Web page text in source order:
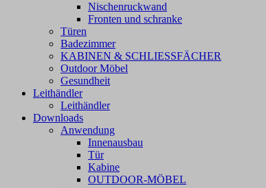
Nischenruckwand
Fronten und schranke
Türen
Badezimmer
KABINEN & SCHLIESSFÄCHER
Outdoor Möbel
Gesundheit
Leithändler
Leithändler
Downloads
Anwendung
Innenausbau
Tür
Kabine
OUTDOOR-MÖBEL